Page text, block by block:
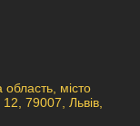
місто
79007, Львів,